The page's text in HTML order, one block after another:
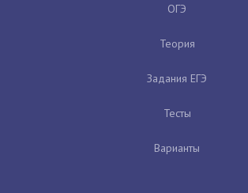
ОГЭ
Теория
Задания ЕГЭ
Тесты
Варианты